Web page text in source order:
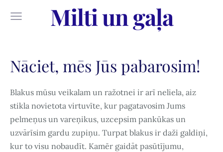
Milti un gaļa
Nāciet, mēs Jūs pabarosim!
Blakus mūsu veikalam un ražotnei ir arī neliela, aiz
stikla novietota virtuvīte, kur pagatavosim Jums
pelmeņus un vareņikus, uzcepsim pankūkas un
uzvārīsim gardu zupiņu. Turpat blakus ir daži galdiņi,
kur to visu nobaudīt. Kamēr gaidāt pasūtījumu,